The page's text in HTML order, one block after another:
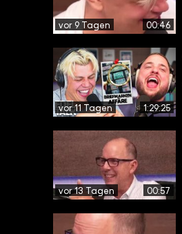
vor 9 Tagen 00:46
vor 11 Tagen 1:29:25
vor 13 Tagen 00:57